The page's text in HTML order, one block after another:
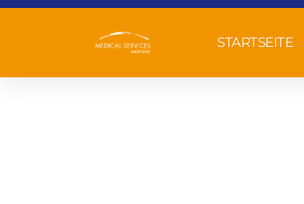
STARTSEITE